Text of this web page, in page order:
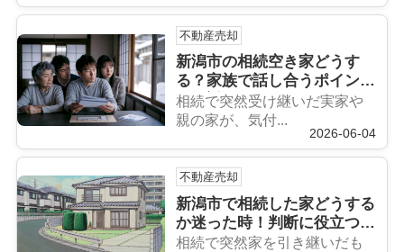
不動産売却
新潟市の相続空き家どうす
る？家族で話し合うポイント
を解説
相続で突然受け継いだ実家や
親の家が、気付...
2026-06-04
不動産売却
新潟市で相続した家どうする
か迷った時！判断に役立つ考
え方と選択肢を解説
相続で突然家を引き継いだも